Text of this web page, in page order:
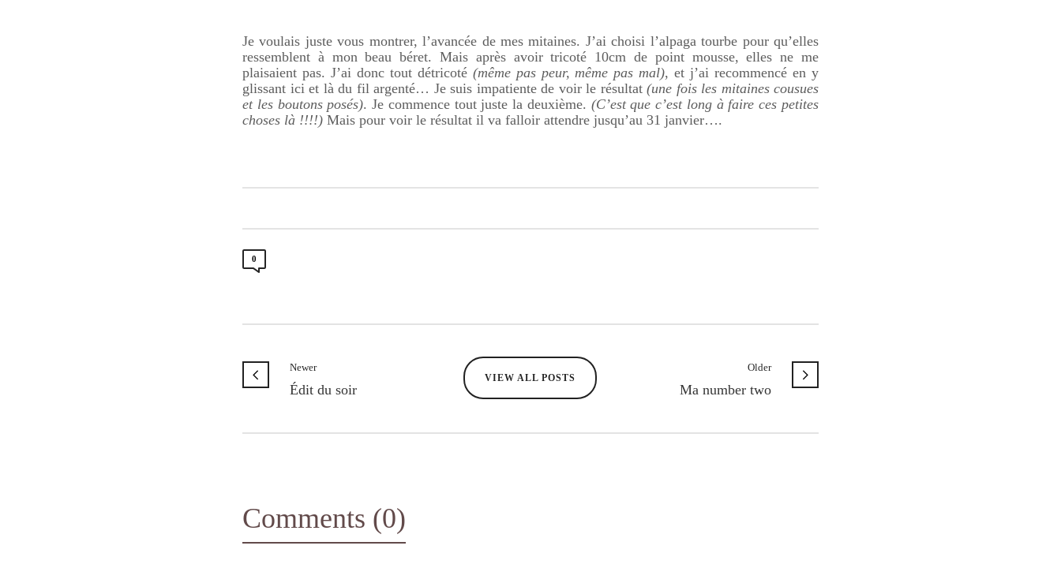
Je voulais juste vous montrer, l’avancée de mes mitaines. J’ai choisi l’alpaga tourbe pour qu’elles
ressemblent à mon beau béret. Mais après avoir tricoté 10cm de point mousse, elles ne me
plaisaient pas. J’ai donc tout détricoté (même pas peur, même pas mal), et j’ai recommencé en y
glissant ici et là du fil argenté… Je suis impatiente de voir le résultat (une fois les mitaines cousues
et les boutons posés). Je commence tout juste la deuxième. (C’est que c’est long à faire ces petites
choses là !!!!) Mais pour voir le résultat il va falloir attendre jusqu’au 31 janvier….
0
Newer
Édit du soir
VIEW ALL POSTS
Older
Ma number two
Comments (0)